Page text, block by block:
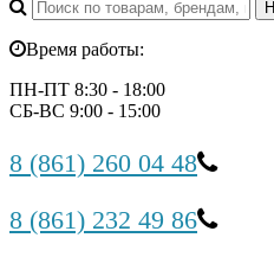
Время работы:
ПН-ПТ 8:30 - 18:00
СБ-ВС 9:00 - 15:00
8 (861) 260 04 48
8 (861) 232 49 86